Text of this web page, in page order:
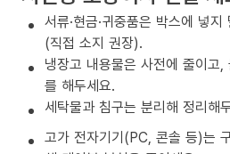
서류·현금·귀중품은 박스에 넣
(직접 소지 권장).
냉장고 내용물은 사전에 줄이고
를 해두세요.
세탁물과 침구는 분리해 정리해
고가 전자기기(PC, 콘솔 등)는